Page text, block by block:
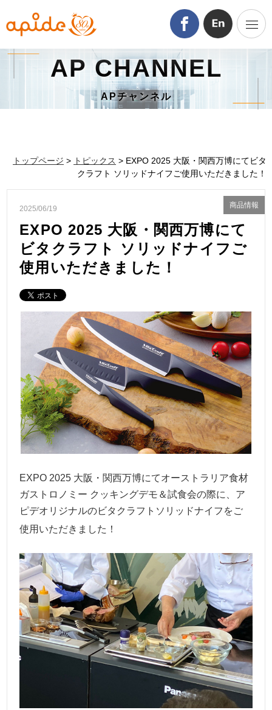
AP CHANNEL
APチャンネル
トップページ > トピックス > EXPO 2025 大阪・関西万博にてビタ
クラフト ソリッドナイフご使用いただきました！
商品情報
2025/06/19
EXPO 2025 大阪・関西万博にて
ビタクラフト ソリッドナイフご
使用いただきました！
EXPO 2025 大阪・関西万博にてオーストラリア食材
ガストロノミー クッキングデモ＆試食会の際に、ア
ピデオリジナルのビタクラフトソリッドナイフをご
使用いただきました！